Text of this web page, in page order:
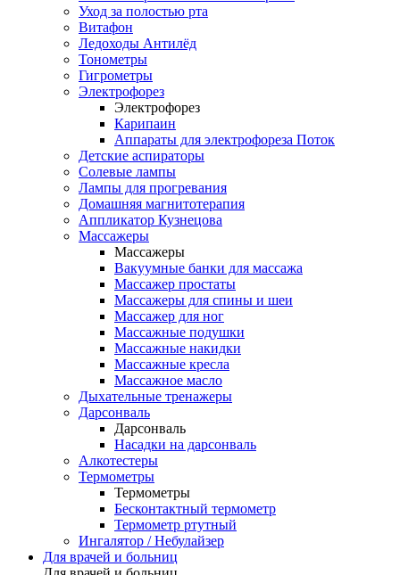
Уход за полостью рта
Витафон
Ледоходы Антилёд
Тонометры
Гигрометры
Электрофорез
Электрофорез
Карипаин
Аппараты для электрофореза Поток
Детские аспираторы
Солевые лампы
Лампы для прогревания
Домашняя магнитотерапия
Аппликатор Кузнецова
Массажеры
Массажеры
Вакуумные банки для массажа
Массажер простаты
Массажеры для спины и шеи
Массажер для ног
Массажные подушки
Массажные накидки
Массажные кресла
Массажное масло
Дыхательные тренажеры
Дарсонваль
Дарсонваль
Насадки на дарсонваль
Алкотестеры
Термометры
Термометры
Бесконтактный термометр
Термометр ртутный
Ингалятор / Небулайзер
Для врачей и больниц